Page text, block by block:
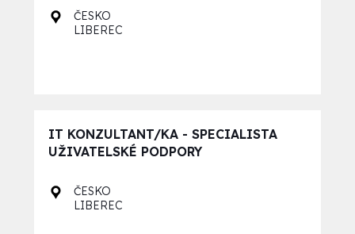
ČESKO
LIBEREC
IT KONZULTANT/KA - SPECIALISTA
UŽIVATELSKÉ PODPORY
ČESKO
LIBEREC